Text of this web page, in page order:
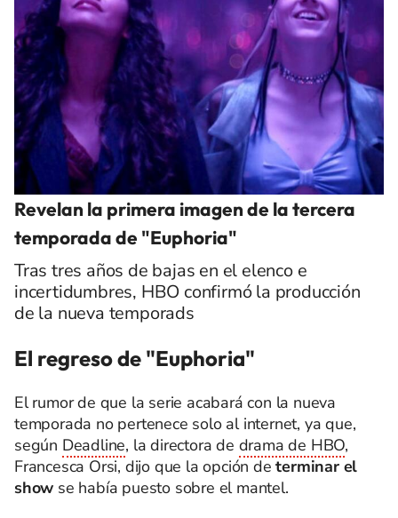
Revelan la primera imagen de la tercera
temporada de "Euphoria"
Tras tres años de bajas en el elenco e
incertidumbres, HBO confirmó la producción
de la nueva temporads
El regreso de "Euphoria"
El rumor de que la serie acabará con la nueva
temporada no pertenece solo al internet, ya que,
según Deadline, la directora de drama de HBO,
Francesca Orsi, dijo que la opción de terminar el
show se había puesto sobre el mantel.